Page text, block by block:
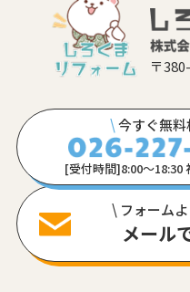
〒
\今すぐ無料
[受付時間]8:00〜18:30
\ フォーム
メール